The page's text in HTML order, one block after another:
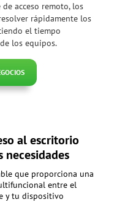
acceso remoto, los
rápidamente los
el tiempo
los equipos.
al escritorio
que proporciona una
entre el
y tu dispositivo